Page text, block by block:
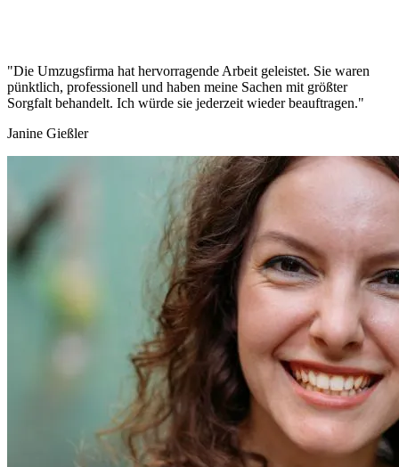
"Die Umzugsfirma hat hervorragende Arbeit geleistet. Sie waren
pünktlich, professionell und haben meine Sachen mit größter
Sorgfalt behandelt. Ich würde sie jederzeit wieder beauftragen."
Janine Gießler